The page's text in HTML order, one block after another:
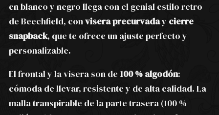
en blanco y negro llega con el genial estilo retro
de Beechfield, convisera precurvaday cierre
snapback, que te ofrece un ajuste perfecto y
personalizable.
El frontal y la visera son de 100 % algodón:
cómoda de llevar, resistente y de alta calidad. La
malla transpirable de la parte trasera (100 %